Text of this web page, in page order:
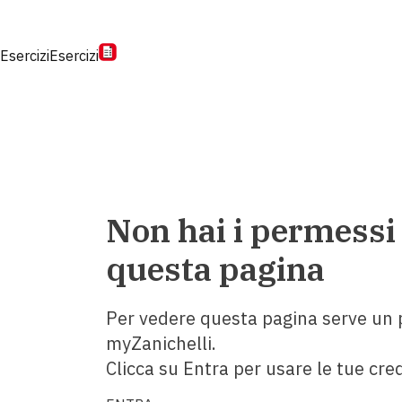
EserciziEsercizi
Non hai i
questa pagina
Per vedere questa pagina serve un
myZanichelli.
Clicca su Entra per usare le tue